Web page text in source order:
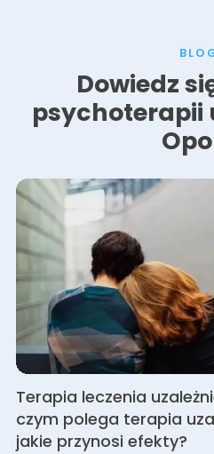
Dowiedz
psychoterapii
Terapia leczenia
czym polega terapia
jakie przynosi efekty?